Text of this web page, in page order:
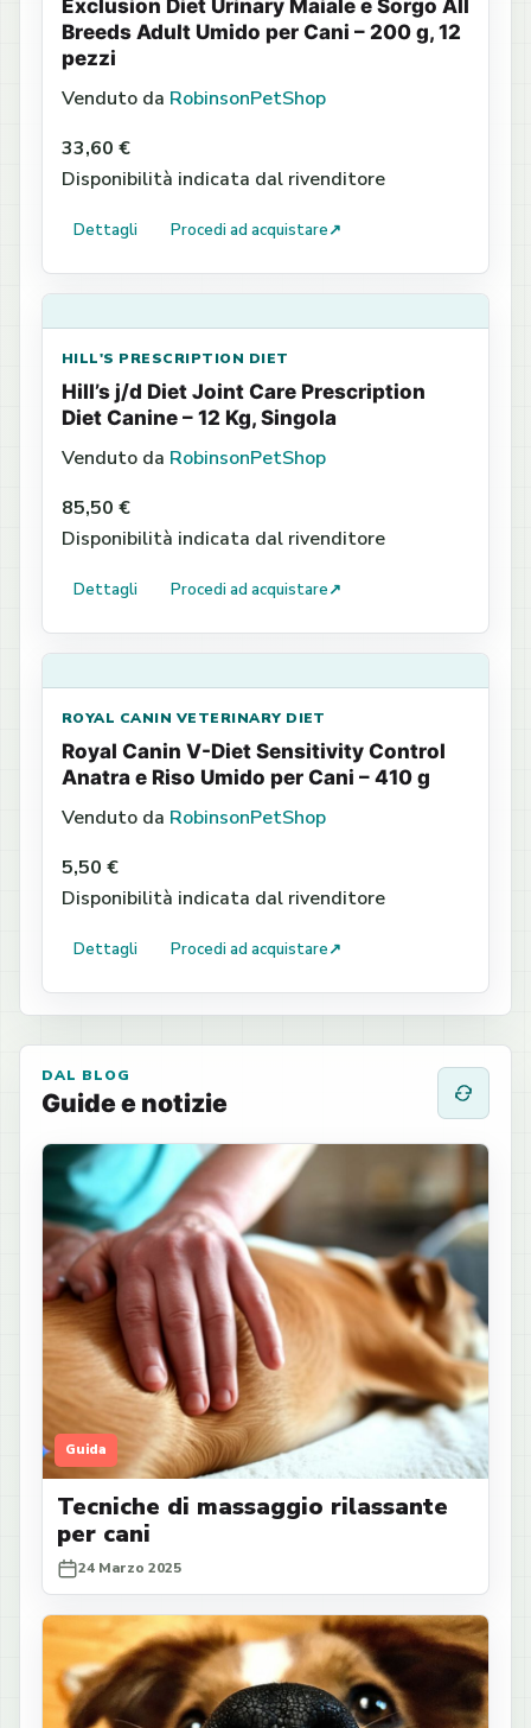
Exclusion Diet Urinary Maiale e Sorgo All
Breeds Adult Umido per Cani – 200 g, 12
pezzi
Venduto da RobinsonPetShop
33,60 €
Disponibilità indicata dal rivenditore
Dettagli Procedi ad acquistare↗
HILL'S PRESCRIPTION DIET
Hill’s j/d Diet Joint Care Prescription
Diet Canine – 12 Kg, Singola
Venduto da RobinsonPetShop
85,50 €
Disponibilità indicata dal rivenditore
Dettagli Procedi ad acquistare↗
ROYAL CANIN VETERINARY DIET
Royal Canin V-Diet Sensitivity Control
Anatra e Riso Umido per Cani – 410 g
Venduto da RobinsonPetShop
5,50 €
Disponibilità indicata dal rivenditore
Dettagli Procedi ad acquistare↗
DAL BLOG
Guide e notizie
Guida
Tecniche di massaggio rilassante
per cani
24 Marzo 2025